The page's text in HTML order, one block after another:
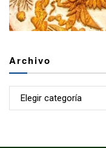
Archivo
Archivo